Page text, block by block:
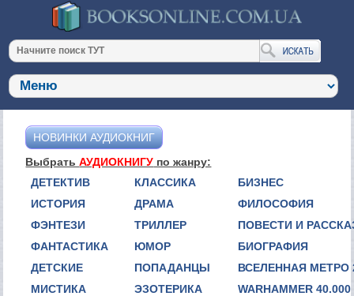
НОВИНКИ АУДИОКНИГ
ВыбратьАУДИОКНИГУ по жанру:
ДЕТЕКТИВ
ИСТОРИЯ
ФЭНТЕЗИ
ФАНТАСТИКА
ДЕТСКИЕ
МИСТИКА
КЛАССИКА
ДРАМА
ТРИЛЛЕР
ЮМОР
ПОПАДАНЦЫ
ЭЗОТЕРИКА
БИЗНЕС
ФИЛОСОФИЯ
ПОВЕСТИ И
БИОГРАФИЯ
ВСЕЛЕННАЯ МЕТРО
WARHAMMER 40.000